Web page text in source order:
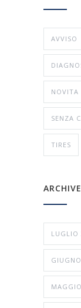
AVVISO
NOVITA
SENZA
TIRES
LUGLIO